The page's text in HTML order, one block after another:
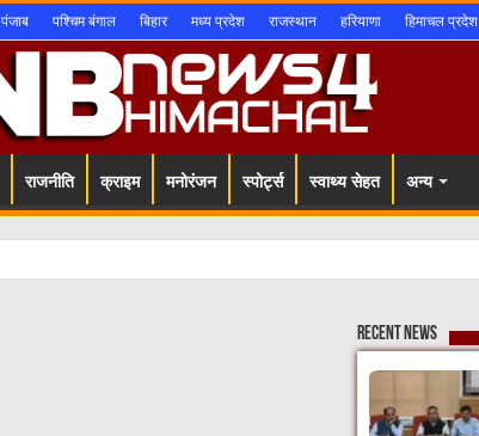
पंजाब पश्चिम बंगाल बिहार मध्य प्रदेश राजस्थान हरियाणा हिमाचल प्रदेश
राजनीति क्राइम मनोरंजन स्पोर्ट्स स्वाथ्य सेहत अन्य
Recent News